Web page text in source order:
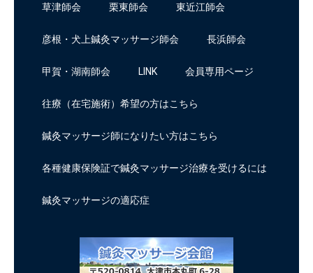
草津師会 栗東師会 東近江師会
彦根・犬上鍼灸マッサージ師会 長浜師会
甲賀・湖南師会 LINK 会員専用ページ
往療（在宅施術）希望の方はこちら
鍼灸マッサージ師になりたい方はこちら
各種健康保険証で鍼灸マッサージ治療を受けるには
鍼灸マッサージの適応症